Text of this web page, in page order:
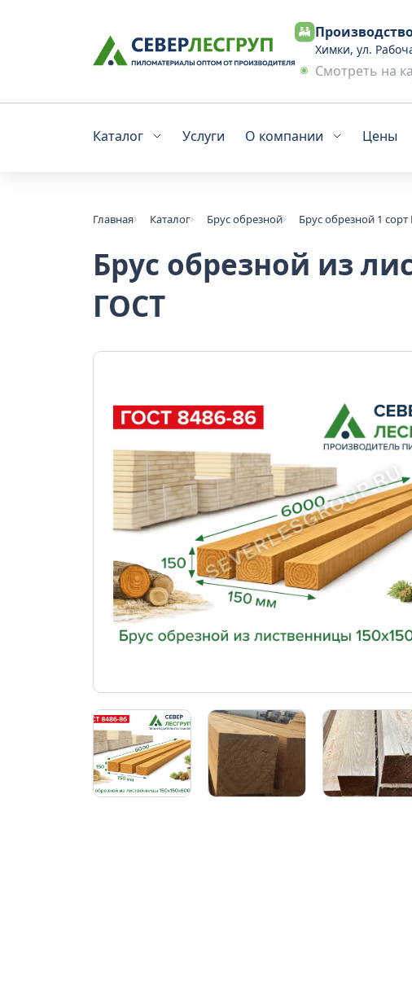
Химки, ул.
Смотреть на
Каталог Услуги О компании Цены
Главная Каталог Брус обрезной Брус обрезной 1
Брус обрезной из
ГОСТ